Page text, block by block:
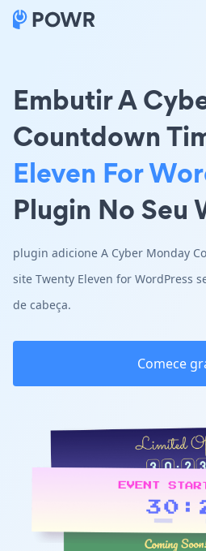
Embutir A
Countdown
Eleven For
Plugin No Seu
plugin adicione A Cyber Monday
site Twenty Eleven for WordPress
de cabeça.
Comece